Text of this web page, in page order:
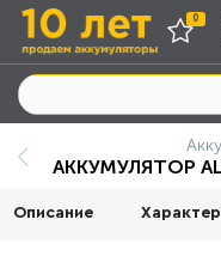
0
АККУМУЛЯТОР
Описание